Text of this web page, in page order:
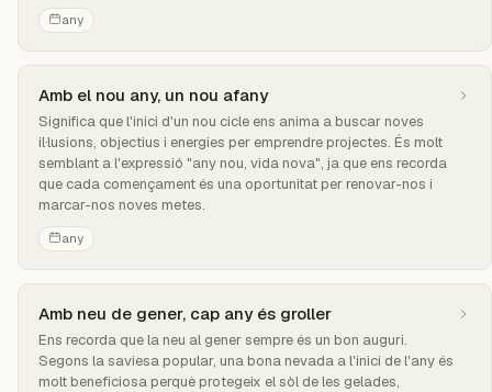
any
Amb el nou any, un nou afany
Significa que l'inici d'un nou cicle ens anima a buscar noves
il·lusions, objectius i energies per emprendre projectes. És molt
semblant a l'expressió "any nou, vida nova", ja que ens recorda
que cada començament és una oportunitat per renovar-nos i
marcar-nos noves metes.
any
Amb neu de gener, cap any és groller
Ens recorda que la neu al gener sempre és un bon auguri.
Segons la saviesa popular, una bona nevada a l'inici de l'any és
molt beneficiosa perquè protegeix el sòl de les gelades,